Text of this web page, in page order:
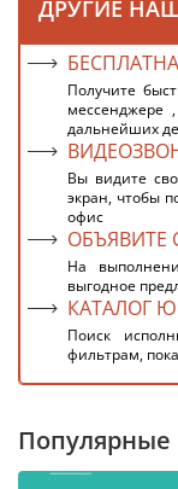
ДРУГИЕ
Получите
мессенджере
дальнейших
Вы видите
экран, чтобы
офис
ОБЪЯВИТЕ
На
выгодное
КАТАЛОГ
Поиск
фильтрам,
Популярные